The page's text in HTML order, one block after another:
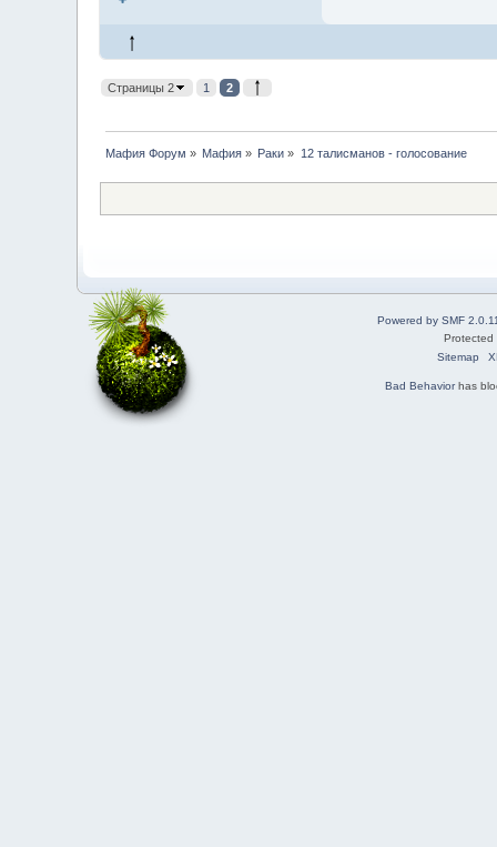
Страницы 2 1 2
Мафия Форум » Мафия » Раки » 12 талисманов - голосование
Powered by SMF
Sitemap
Bad Behaviorhas